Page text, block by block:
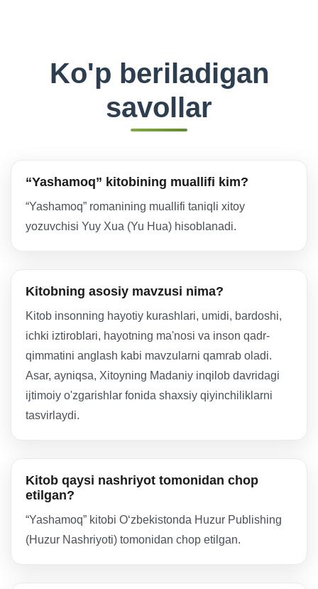
Ko'p beriladigan
savollar
“Yashamoq” kitobining muallifi kim?
“Yashamoq” romanining muallifi taniqli xitoy
yozuvchisi Yuy Xua (Yu Hua) hisoblanadi.
Kitobning asosiy mavzusi nima?
Kitob insonning hayotiy kurashlari, umidi, bardoshi,
ichki iztiroblari, hayotning ma'nosi va inson qadr-
qimmatini anglash kabi mavzularni qamrab oladi.
Asar, ayniqsa, Xitoyning Madaniy inqilob davridagi
ijtimoiy o'zgarishlar fonida shaxsiy qiyinchiliklarni
tasvirlaydi.
Kitob qaysi nashriyot tomonidan chop
etilgan?
“Yashamoq” kitobi Oʻzbekistonda Huzur Publishing
(Huzur Nashriyoti) tomonidan chop etilgan.